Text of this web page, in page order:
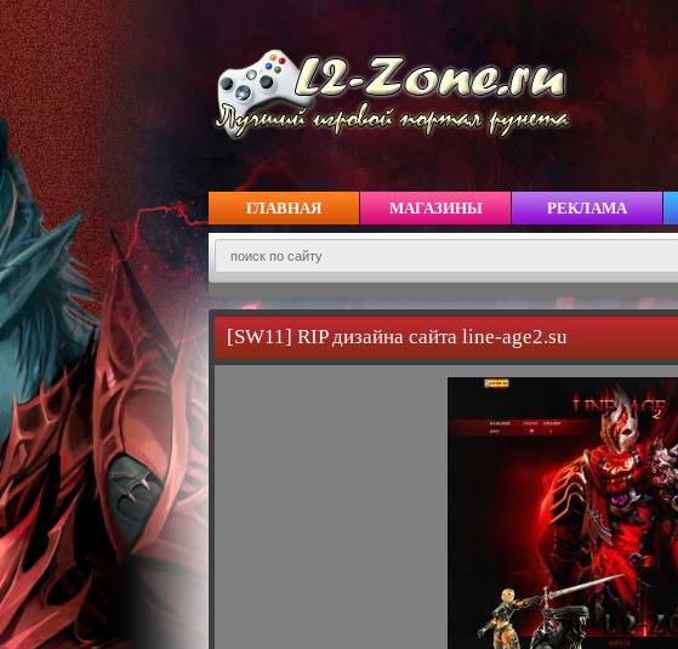
ГЛАВНАЯ МАГАЗИНЫ РЕКЛАМА
[SW11] RIP дизайна сайта line-age2.su